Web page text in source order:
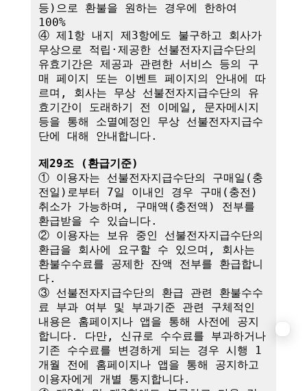
등)으로 환불을 원하는 경우에 한하여
100%
④ 제1항 내지 제3항에도 불구하고 회사가
무상으로 적립·제공한 선불전자지급수단의
유효기간은 제공과 관련한 서비스 등의 구
매 페이지 또는 이벤트 페이지의 안내에 따
르며, 회사는 무상 선불전자지급수단의 유
효기간이 도래하기 전 이메일, 문자메시지
등을 통해 소멸예정인 무상 선불전자지급수
단에 대해 안내합니다.
제29조 (환급기준)
① 이용자는 선불전자지급수단의 구매일(충
전일)로부터 7일 이내인 경우 구매(충전)
취소가 가능하며, 구매액(충전액) 전부를
환급받을 수 있습니다.
② 이용자는 보유 중인 선불전자지급수단의
환급을 회사에 요구할 수 있으며, 회사는
환불수수료를 공제한 잔액 전부를 환급합니
다.
③ 선불전자지급수단의 환급 관련 환불수수
료 부과 여부 및 부과기준 관련 구체적인
내용은 홈페이지나 앱을 통해 사전에 공지
합니다. 다만, 신규로 수수료를 부과하거나
기존 수수료를 변경하게 되는 경우 시행 1
개월 전에 홈페이지나 앱을 통해 공지하고
이용자에게 개별 통지합니다.